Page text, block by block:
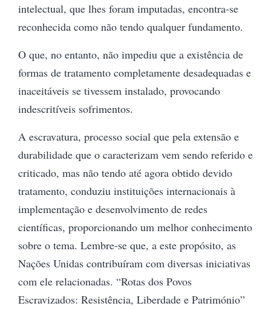
intelectual, que lhes foram imputadas, encontra-se
reconhecida como não tendo qualquer fundamento.
O que, no entanto, não impediu que a existência de
formas de tratamento completamente desadequadas e
inaceitáveis se tivessem instalado, provocando
indescritíveis sofrimentos.
A escravatura, processo social que pela extensão e
durabilidade que o caracterizam vem sendo referido e
criticado, mas não tendo até agora obtido devido
tratamento, conduziu instituições internacionais à
implementação e desenvolvimento de redes
científicas, proporcionando um melhor conhecimento
sobre o tema. Lembre-se que, a este propósito, as
Nações Unidas contribuíram com diversas iniciativas
com ele relacionadas. “Rotas dos Povos
Escravizados: Resistência, Liberdade e Património”